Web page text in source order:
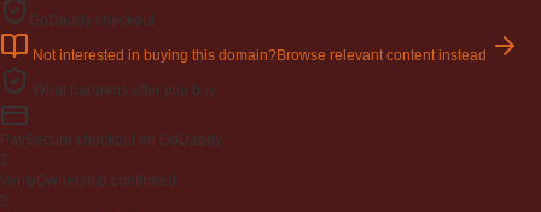
GoDaddy checkout
Not interested in buying this domain?Browse relevant content instead
What happens after you buy
PaySecure checkout on GoDaddy
2
VerifyOwnership confirmed
3